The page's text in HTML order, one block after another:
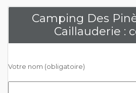
Camping Des
Caillauderie :
Votre nom (obligatoire)